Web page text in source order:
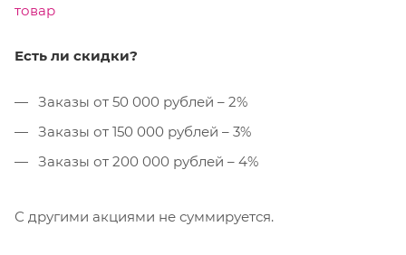
товар
Есть ли скидки?
Заказы от 50 000 рублей – 2%
Заказы от 150 000 рублей – 3%
Заказы от 200 000 рублей – 4%
С другими акциями не суммируется.